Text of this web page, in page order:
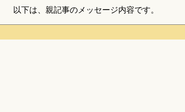
以下は、親記事のメッセージ内容です。